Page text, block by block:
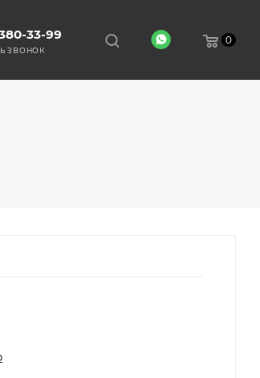
33-99
ЗВОНОК
0